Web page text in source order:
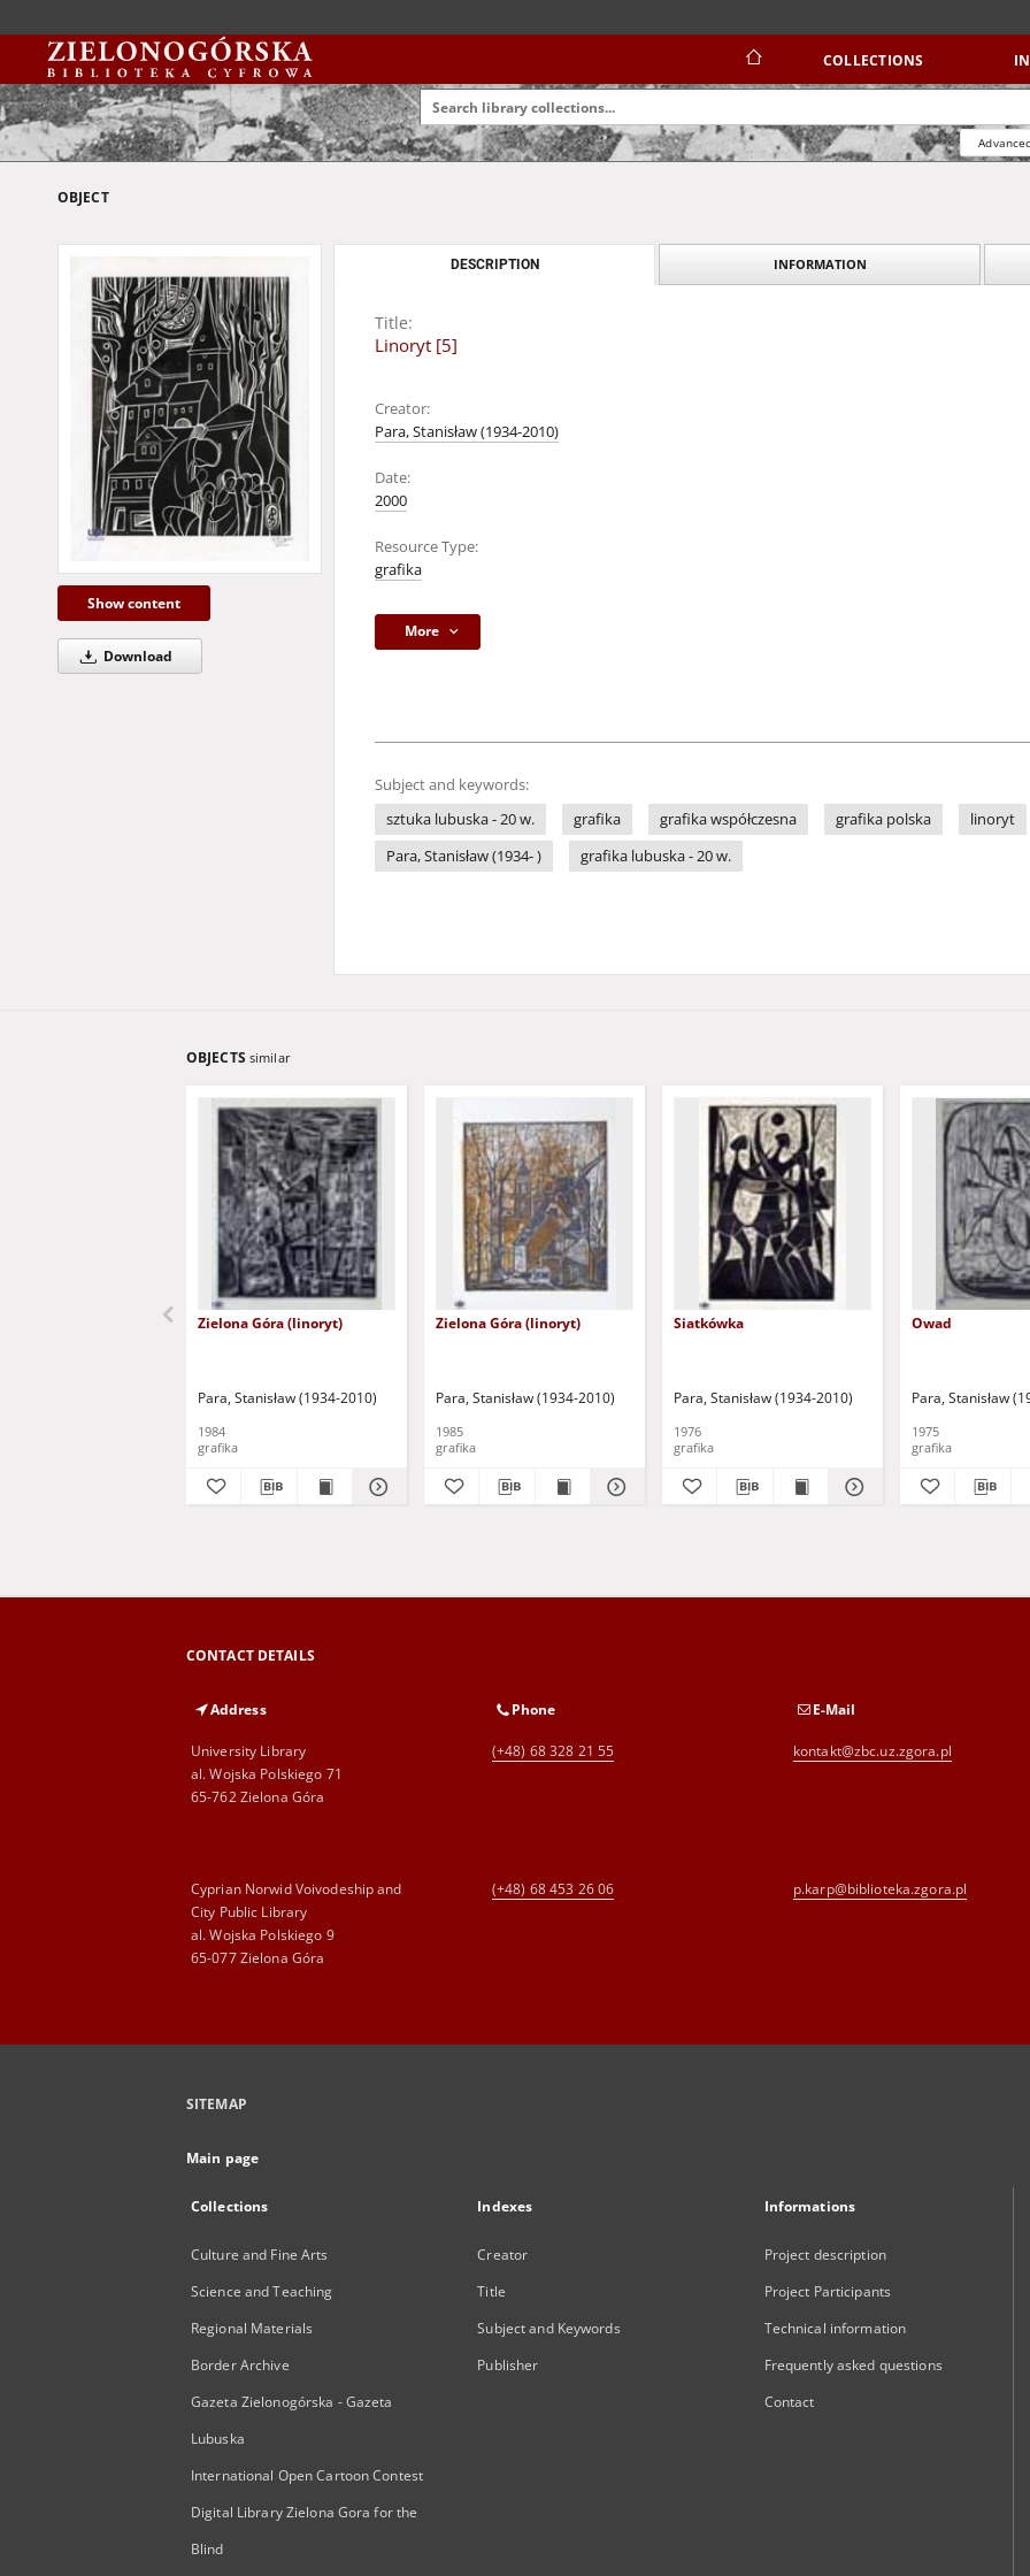
COLLECTIONS
OBJECT
Show content
Download
DESCRIPTION INFORMATION
Title:
Linoryt [5]
Creator:
Para, Stanisław (1934-2010)
Date:
2000
Resource Type:
grafika
More
Subject and keywords:
sztuka lubuska - 20 w.
grafika grafika współczesna grafika polska linoryt
Para, Stanisław (1934- )
grafika lubuska - 20 w.
OBJECTS similar
Zielona Góra (linoryt)
Para, Stanisław (1934-2010)
1984
grafika
Zielona Góra (linoryt)
Para, Stanisław (1934-2010)
1985
grafika
Siatkówka
Para, Stanisław (1934-2010)
1976
grafika
Owad
Para, Stanisław
1975
grafika
CONTACT DETAILS
Address
University Library
al. Wojska Polskiego 71
65-762 Zielona Góra
Phone
(+48) 68 328 21 55
E-Mail
kontakt@zbc.uz.zgora.pl
Cyprian Norwid Voivodeship and
City Public Library
al. Wojska Polskiego 9
65-077 Zielona Góra
(+48) 68 453 26 06 p.karp@biblioteka.zgora.pl
SITEMAP
Main page
Collections
Culture and Fine Arts
Science and Teaching
Regional Materials
Border Archive
Gazeta Zielonogórska - Gazeta
Lubuska
International Open Cartoon Contest
Digital Library Zielona Gora for the
Blind
Indexes
Creator
Title
Subject and Keywords
Publisher
Informations
Project description
Project Participants
Technical information
Frequently asked questions
Contact